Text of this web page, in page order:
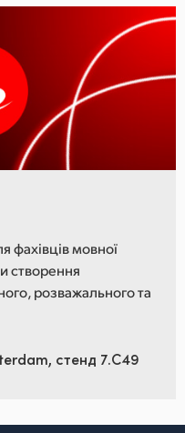
фахівців мовної
створення
розважального та
стенд 7.C49